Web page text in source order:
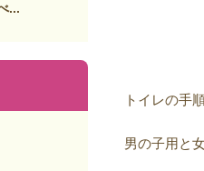
トイレの手
男の子用と
...